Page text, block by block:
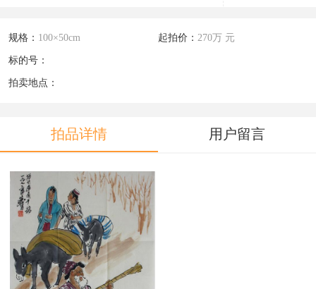
规格： 100×50cm 起拍价： 270万 元
标的号：
拍卖地点：
拍品详情 用户留言